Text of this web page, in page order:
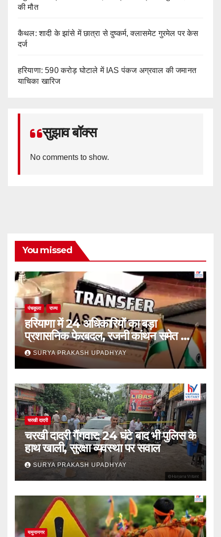
की मौत
कैथल: शादी के झांसे में छात्रा से दुष्कर्म, क्लासमेट गुरमेल पर केस
दर्ज
हरियाणा: 590 करोड़ घोटाले में IAS पंकज अग्रवाल की जमानत
याचिका खारिज
सुझाव बॉक्स
No comments to show.
You missed
पंचकूला राज्य
हरियाणा में 24 अधिकारियों का बड़ा
प्रशासनिक फेरबदल, रजनी कांथन समेत कई
वरिष्ठ IAS शामिल
SURYA PRAKASH UPADHYAY
चरखी दादरी
चरखी दादरी गैंगवार: 24 घंटे बाद भी पुलिस के
हाथ खाली, सुरक्षा व्यवस्था पर सवाल
SURYA PRAKASH UPADHYAY
यमुनानगर